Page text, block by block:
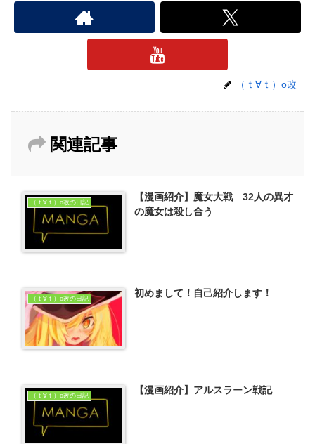
（ｔ∀ｔ）o改
関連記事
（ｔ∀ｔ）o改の日記
【漫画紹介】魔女大戦 32人の異才
の魔女は殺し合う
（ｔ∀ｔ）o改の日記 初めまして！自己紹介します！
（ｔ∀ｔ）o改の日記 【漫画紹介】アルスラーン戦記